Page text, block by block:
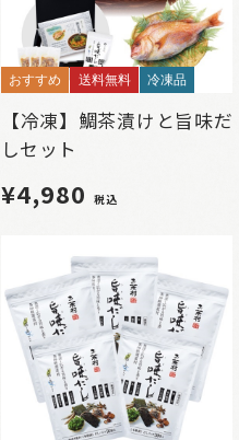
おすすめ 送料無料 冷凍品
【冷凍】鯛茶漬けと旨味だ
しセット
¥4,980 税込